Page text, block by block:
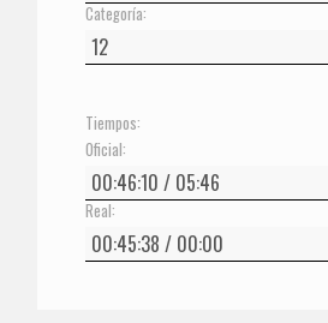
Categoría:
Tiempos:
Oficial:
Real: